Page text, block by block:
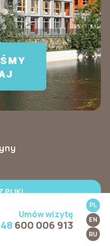
Umów wizytę
600 006 913
PL
EN
RU
PLIKI
ZABIEGI
KONTAKT